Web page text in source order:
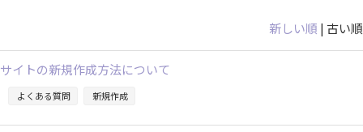
お知らせ一覧
管理画面へ移動
新しい順 | 古い順
サイトの新規作成方法について
よくある質問 新規作成